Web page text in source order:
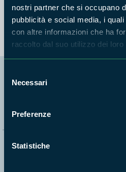
nostri partner che si occupano
pubblicità e social media, i
con altre informazioni che ha
raccolto dal suo utilizzo dei loro
delNecessari
Preferenze
Statistiche
Anno